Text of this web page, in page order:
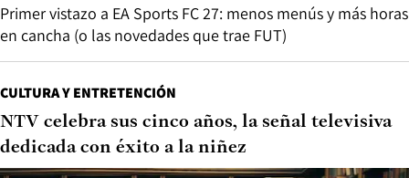
Primer vistazo a EA Sports FC 27: menos menús y más horas
en cancha (o las novedades que trae FUT)
CULTURA Y ENTRETENCIÓN
NTV celebra sus cinco años, la señal televisiva
dedicada con éxito a la niñez